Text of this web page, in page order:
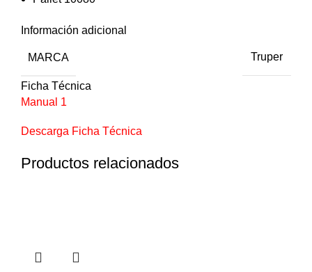
Información adicional
MARCA Truper
Ficha Técnica
Manual 1
Descarga Ficha Técnica
Productos relacionados